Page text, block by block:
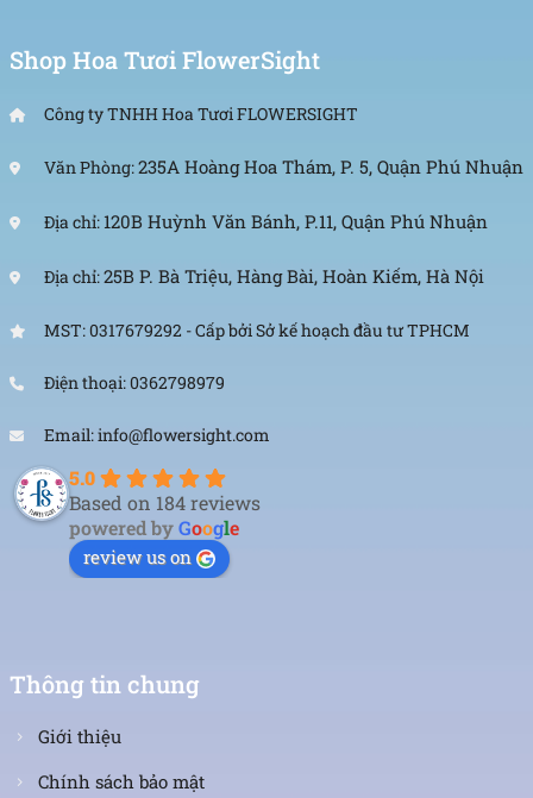
Shop Hoa Tươi FlowerSight
Công ty TNHH Hoa Tươi FLOWERSIGHT
Văn Phòng:235A Hoàng Hoa Thám, P. 5, Quận Phú Nhuận
Địa chỉ: 120B Huỳnh Văn Bánh, P.11, Quận Phú Nhuận
Địa chỉ:25B P. Bà Triệu, Hàng Bài, Hoàn Kiếm, Hà Nội
MST: 0317679292 - Cấp bởi Sở kế hoạch đầu tư TPHCM
Điện thoại: 0362798979
Email: info@flowersight.com
5.0
Based on 184 reviews
powered byGoogle
review us on
Thông tin chung
Giới thiệu
Chính sách bảo mật